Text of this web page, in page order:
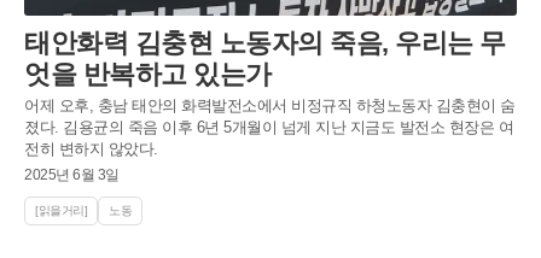
태안화력 김충현 노동자의 죽음, 우리는 무
엇을 반복하고 있는가
어제 오후, 충남 태안의 화력발전소에서 비정규직 하청노동자 김충현이 숨
졌다. 김용균의 죽음 이후 6년 5개월이 넘게 지난 지금도 발전소 현장은 여
전히 변하지 않았다.
2025년 6월 3일
[읽을거리] 노동